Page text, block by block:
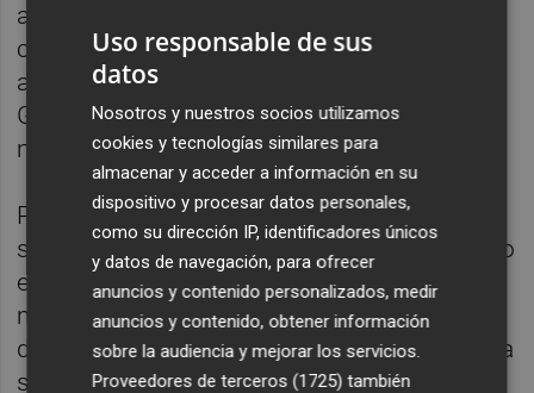
acabó en el limbo cuando todo el mundo
celebraba otro tanto. Y, como el fútbol es un
arte inexplicable, todo se torció para el
Getafe antes del descanso en apenas pocos
minutos.
Primero, Carlos Soler en Zorrilla silenció con
su tanto la algarabía del Coliseum, que se vio
en la cuarta posición durante muchos
minutos. Y, después, justo al borde del
descanso, un cabezazo de Vicente Iborra a la
salida de un córner, estableció una igualada
Uso responsable de sus
datos
Nosotros y nuestros socios utilizamos
cookies y tecnologías similares para
almacenar y acceder a información en su
dispositivo y procesar datos personales,
como su dirección IP, identificadores únicos
y datos de navegación, para ofrecer
anuncios y contenido personalizados, medir
anuncios y contenido, obtener información
sobre la audiencia y mejorar los servicios.
Proveedores de terceros (1725) también